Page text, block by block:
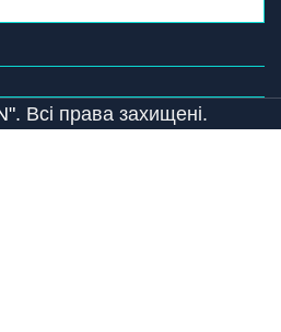
Всі права захищені.